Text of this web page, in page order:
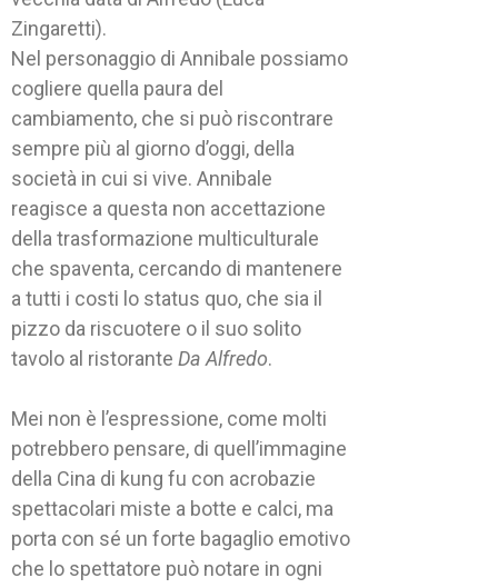
Zingaretti).
Nel personaggio di Annibale possiamo
cogliere quella paura del
cambiamento, che si può riscontrare
sempre più al giorno d’oggi, della
società in cui si vive. Annibale
reagisce a questa non accettazione
della trasformazione multiculturale
che spaventa, cercando di mantenere
a tutti i costi lo status quo, che sia il
pizzo da riscuotere o il suo solito
tavolo al ristorante Da Alfredo.
Mei non è l’espressione, come molti
potrebbero pensare, di quell’immagine
della Cina di kung fu con acrobazie
spettacolari miste a botte e calci, ma
porta con sé un forte bagaglio emotivo
che lo spettatore può notare in ogni